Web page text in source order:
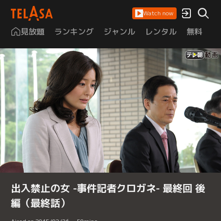
Watch now
見放題 ランキング ジャンル レンタル 無料
出入禁止の女 -事件記者クロガネ- 最終回 後
編（最終話）